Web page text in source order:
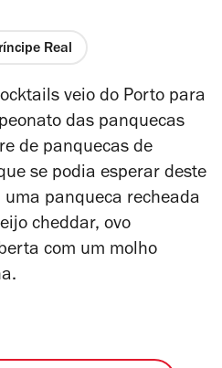
Real
veio do Porto para
das panquecas
de panquecas de
se podia esperar deste
panqueca recheada
cheddar, ovo
com um molho